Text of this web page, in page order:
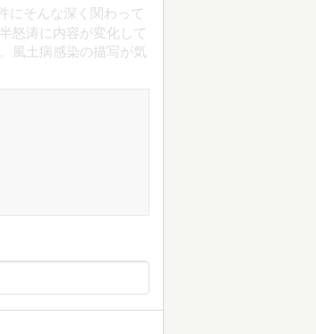
にそんな深く関わって
怒涛に内容が変化して
風土病感染の描写が気